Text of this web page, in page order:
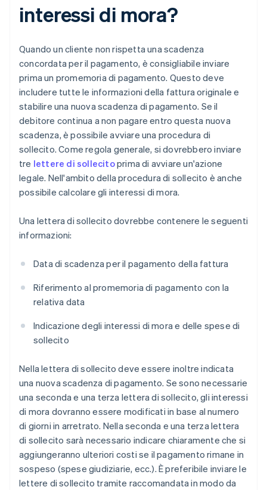
interessi di mora?
Quando un cliente non rispetta una scadenza
concordata per il pagamento, è consigliabile inviare
prima un promemoria di pagamento. Questo deve
includere tutte le informazioni della fattura originale e
stabilire una nuova scadenza di pagamento. Se il
debitore continua a non pagare entro questa nuova
scadenza, è possibile avviare una procedura di
sollecito. Come regola generale, si dovrebbero inviare
tre lettere di sollecitoprima di avviare un'azione
legale. Nell'ambito della procedura di sollecito è anche
possibile calcolare gli interessi di mora.
Una lettera di sollecito dovrebbe contenere le seguenti
informazioni:
Data di scadenza per il pagamento della fattura
Riferimento al promemoria di pagamento con la
relativa data
Indicazione degli interessi di mora e delle spese di
sollecito
Nella lettera di sollecito deve essere inoltre indicata
una nuova scadenza di pagamento. Se sono necessarie
una seconda e una terza lettera di sollecito, gli interessi
di mora dovranno essere modificati in base al numero
di giorni in arretrato. Nella seconda e una terza lettera
di sollecito sarà necessario indicare chiaramente che si
aggiungeranno ulteriori costi se il pagamento rimane in
sospeso (spese giudiziarie, ecc.). È preferibile inviare le
lettere di sollecito tramite raccomandata in modo da